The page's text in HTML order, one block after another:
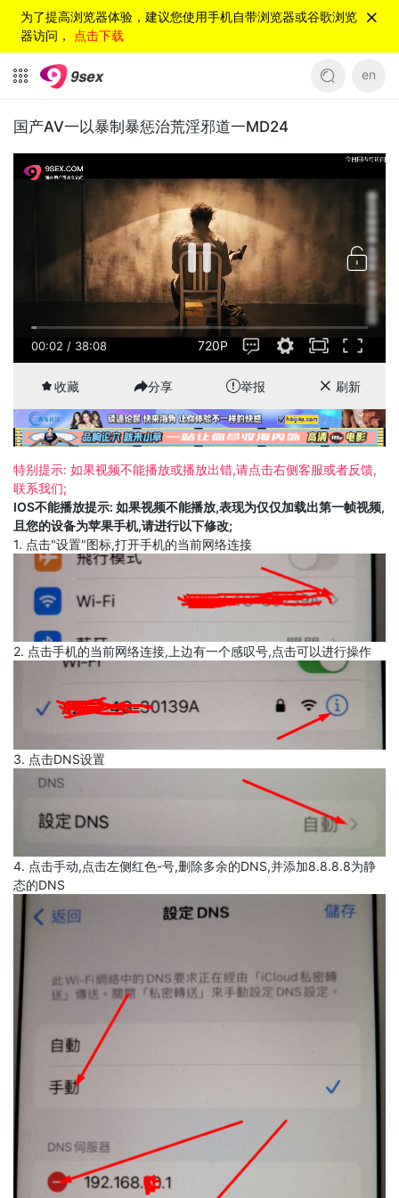
为了提高浏览器体验，建议您使用手机自带浏览器或谷歌浏览
器访问， 点击下载
en
国产AV一以暴制暴惩治荒淫邪道一MD24
00:02 / 38:08 720P
收藏 分享 举报 刷新
特别提示: 如果视频不能播放或播放出错,请点击右侧客服或者反馈,
联系我们;
IOS不能播放提示: 如果视频不能播放,表现为仅仅加载出第一帧视频,
且您的设备为苹果手机,请进行以下修改;
1. 点击"设置"图标,打开手机的当前网络连接
2. 点击手机的当前网络连接,上边有一个感叹号,点击可以进行操作
3. 点击DNS设置
4. 点击手动,点击左侧红色-号,删除多余的DNS,并添加8.8.8.8为静
态的DNS